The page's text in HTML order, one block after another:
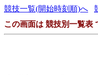
競技一覧(開始時刻順)へ
この画面は 競技別一覧表